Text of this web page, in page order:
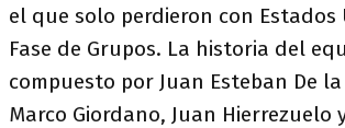
el que solo perdieron con Estados
Fase de Grupos. La historia del
compuesto por Juan Esteban De
Marco Giordano, Juan Hierrezuelo